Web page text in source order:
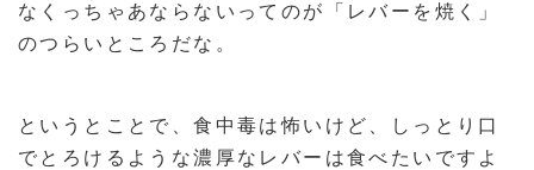
なくっちゃあならないってのが「レバーを焼く」
のつらいところだな。
というとことで、食中毒は怖いけど、しっとり口
でとろけるような濃厚なレバーは食べたいですよ